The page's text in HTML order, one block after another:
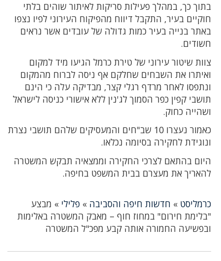
בתוך כך, במהלך פעילות סריקות לאיתור שוהים בלתי
חוקיים בעיר, התקבל דיווח מהפיקוח העירוני לפיו נצפו
באתר בנייה בעיר כמות גדולה של עובדים אשר נראים
חשודים.
צוות שיטור עירוני של טירת כרמל הגיעו מיד למקום
ואיתרו את השבחים שחלקם אף ניסה לברוח מהמקום
ונתפסו לאחר מרדף רגלי קצר, מבדיקה עלה כי הינם
תושבי קפין כפר הסמוך לג'נין ללא אישורי כניסה לישראל
ושהייה כחוק.
כאמור נעצרו 10 שב"חים והמעסיקים שלהם תושבי נצרת
ונוגידת לחקירה בסיומה נכלאו.
היום בהתאם לצרכי החקירה וממצאיה תבקש המשטרה
להאריך את מעצרם בבית המשפט בחיפה.
כרמליסט » חדשות חיפה והסביבה » פלילי » מבצע
"בלימת חירום" במחוז חוף – מאבק המשטרה באלימות
ובפשיעה החמורה אותה קבע מפכ"ל המשטרה